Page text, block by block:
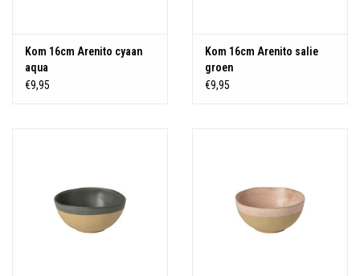
Kom 16cm Arenito cyaan
aqua
€9,95
Kom 16cm Arenito salie
groen
€9,95